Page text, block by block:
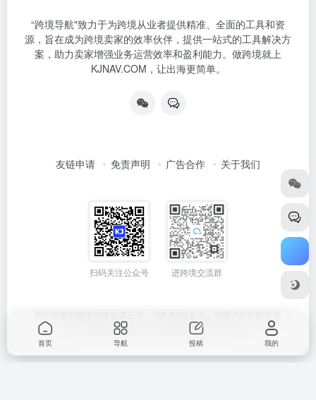
“跨境导航"致力于为跨境从业者提供精准、全面的工具和资
源，旨在成为跨境卖家的效率伙伴，提供一站式的工具解决方
案，助力卖家增强业务运营效率和盈利能力。做跨境就上
KJNAV.COM，让出海更简单。
友链申请 免责声明 广告合作 关于我们
扫码关注公众号 进跨境交流群
量，避免上当受骗！
闽ICP备2024047252号-2
首页 导航 投稿 我的